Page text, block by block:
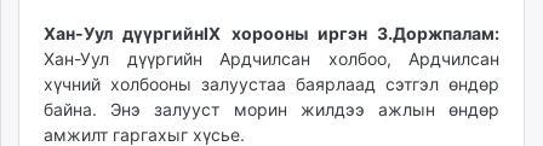
Хан-Уул дүүргийнIX хорооны иргэн З.Доржпалам:
Хан-Уул дүүргийн Ардчилсан холбоо, Ардчилсан
хүчний холбооны залуустаа баярлаад сэтгэл өндөр
байна. Энэ залууст морин жилдээ ажлын өндөр
амжилт гаргахыг хүсье.